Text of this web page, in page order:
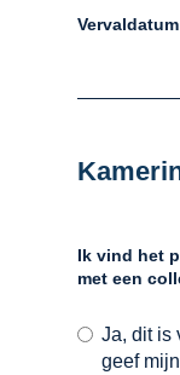
Ik vind het
met een
Ja, dit is
geef